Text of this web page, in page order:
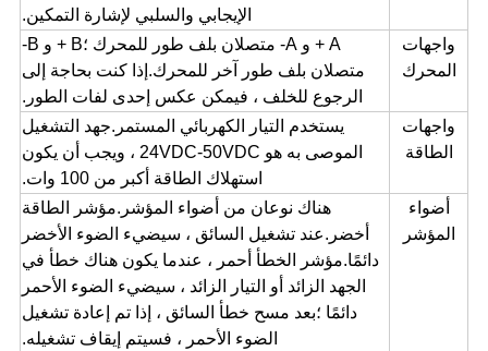
الإيجابي والسلبي لإشارة التمكين.
واجهات
المحرك
A + و A- متصلان بلف طور للمحرك ؛B + و B-
متصلان بلف طور آخر للمحرك.إذا كنت بحاجة إلى
الرجوع للخلف ، فيمكن عكس إحدى لفات الطور.
واجهات
الطاقة
يستخدم التيار الكهربائي المستمر.جهد التشغيل
الموصى به هو 24VDC-50VDC ، ويجب أن يكون
استهلاك الطاقة أكبر من 100 وات.
أضواء
المؤشر
هناك نوعان من أضواء المؤشر.مؤشر الطاقة
أخضر.عند تشغيل السائق ، سيضيء الضوء الأخضر
دائمًا.مؤشر الخطأ أحمر ، عندما يكون هناك خطأ في
الجهد الزائد أو التيار الزائد ، سيضيء الضوء الأحمر
دائمًا ؛بعد مسح خطأ السائق ، إذا تم إعادة تشغيل
الضوء الأحمر ، فسيتم إيقاف تشغيله.